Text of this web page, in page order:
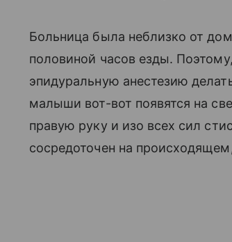
Больница была неблизко от
половиной часов езды.
эпидуральную анестезию
малыши вот-вот появятся на
правую руку и изо всех сил
сосредоточен на